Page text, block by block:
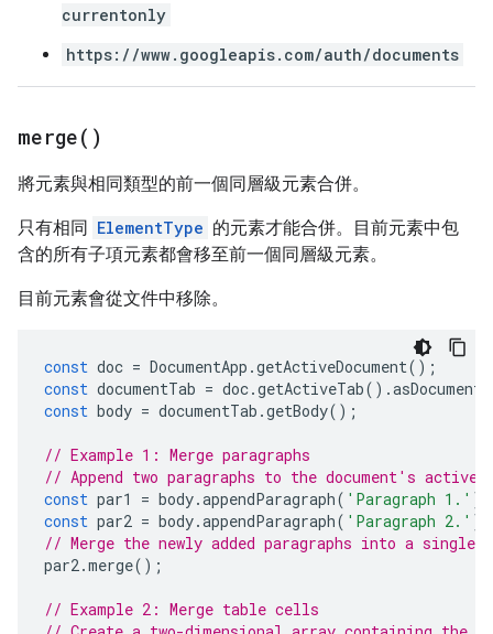
currentonly
https://www.googleapis.com/auth/documents
merge( )
將元素與相同類型的前一個同層級元素合併。
只有相同 ElementType 的元素才能合併。目前元素中包
含的所有子項元素都會移至前一個同層級元素。
目前元素會從文件中移除。
const doc = DocumentApp .getActiveDocument();
const documentTab = doc.getActiveTab().
const body = documentTab .getBody();
// Example 1: Merge paragraphs
// Append two paragraphs to the document's active
const par1 = body.appendParagraph( 'Paragraph 1.' );
const par2 = body.appendParagraph( 'Paragraph 2.' );
// Merge the newly added paragraphs into a single
par2.merge();
// Example 2: Merge table cells